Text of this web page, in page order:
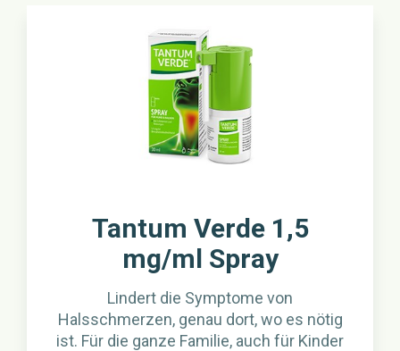
Tantum Verde 1,5
mg/ml Spray
Lindert die Symptome von
Halsschmerzen, genau dort, wo es nötig
ist. Für die ganze Familie, auch für Kinder